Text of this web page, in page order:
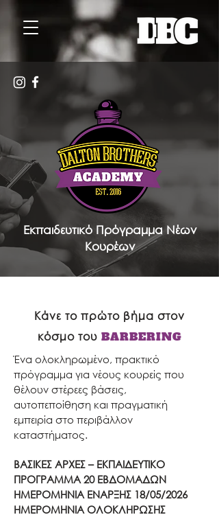
Εκπαιδευτικό Πρόγραμμα Νέων
Κουρέων
Κάνε το πρώτο βήμα στον
κόσμο του BARBERING
Ένα ολοκληρωμένο, πρακτικό
πρόγραμμα για νέους κουρείς που
θέλουν στέρεες βάσεις,
αυτοπεποίθηση και πραγματική
εμπειρία στο περιβάλλον
καταστήματος.
ΒΑΣΙΚΕΣ ΑΡΧΕΣ – ΕΚΠΑΙΔΕΥΤΙΚΟ
ΠΡΟΓΡΑΜΜΑ 20 ΕΒΔΟΜΑΔΩΝ​
ΗΜΕΡΟΜΗΝΙΑ ΕΝΑΡΞΗΣ 18/05/2026
ΗΜΕΡΟΜΗΝΙΑ ΟΛΟΚΛΗΡΩΣΗΣ